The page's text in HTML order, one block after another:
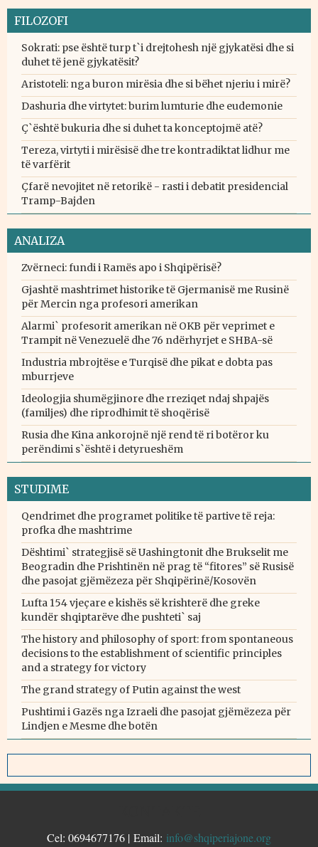
FILOZOFI
Sokrati: pse është turp t`i drejtohesh një gjykatësi dhe si
duhet të jenë gjykatësit?
Aristoteli: nga buron mirësia dhe si bëhet njeriu i mirë?
Dashuria dhe virtytet: burim lumturie dhe eudemonie
Ç`është bukuria dhe si duhet ta konceptojmë atë?
Tereza, virtyti i mirësisë dhe tre kontradiktat lidhur me
të varfërit
Çfarë nevojitet në retorikë - rasti i debatit presidencial
Tramp-Bajden
ANALIZA
Zvërneci: fundi i Ramës apo i Shqipërisë?
Gjashtë mashtrimet historike të Gjermanisë me Rusinë
për Mercin nga profesori amerikan
Alarmi` profesorit amerikan në OKB për veprimet e
Trampit në Venezuelë dhe 76 ndërhyrjet e SHBA-së
Industria mbrojtëse e Turqisë dhe pikat e dobta pas
mburrjeve
Ideologjia shumëgjinore dhe rreziqet ndaj shpajës
(familjes) dhe riprodhimit të shoqërisë
Rusia dhe Kina ankorojnë një rend të ri botëror ku
perëndimi s`është i detyrueshëm
STUDIME
Qendrimet dhe programet politike të partive të reja:
profka dhe mashtrime
Dështimi` strategjisë së Uashingtonit dhe Brukselit me
Beogradin dhe Prishtinën në prag të “fitores” së Rusisë
dhe pasojat gjëmëzeza për Shqipërinë/Kosovën
Lufta 154 vjeçare e kishës së krishterë dhe greke
kundër shqiptarëve dhe pushteti` saj
The history and philosophy of sport: from spontaneous
decisions to the establishment of scientific principles
and a strategy for victory
The grand strategy of Putin against the west
Pushtimi i Gazës nga Izraeli dhe pasojat gjëmëzeza për
Lindjen e Mesme dhe botën
Cel: 0694677176 | Email: info@shqiperiajone.org